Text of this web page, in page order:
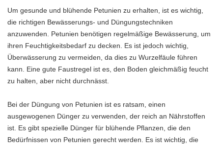
Um gesunde und blühende Petunien zu erhalten, ist es wichtig,
die richtigen Bewässerungs- und Düngungstechniken
anzuwenden. Petunien benötigen regelmäßige Bewässerung, um
ihren Feuchtigkeitsbedarf zu decken. Es ist jedoch wichtig,
Überwässerung zu vermeiden, da dies zu Wurzelfäule führen
kann. Eine gute Faustregel ist es, den Boden gleichmäßig feucht
zu halten, aber nicht durchnässt.
Bei der Düngung von Petunien ist es ratsam, einen
ausgewogenen Dünger zu verwenden, der reich an Nährstoffen
ist. Es gibt spezielle Dünger für blühende Pflanzen, die den
Bedürfnissen von Petunien gerecht werden. Es ist wichtig, die